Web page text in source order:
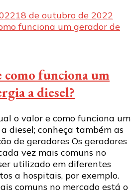
18 de outubro de 2022
como funciona um
a diesel?
o valor e como funciona um
diesel; conheça também as
de geradores Os geradores
vez mais comuns no
utilizado em diferentes
a hospitais, por exemplo.
comuns no mercado está o